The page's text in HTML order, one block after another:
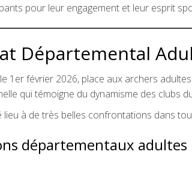
pour leur engagement et leur esprit
Départemental
1er février 2026, place aux archers
qui témoigne du dynamisme des clubs
à de très belles confrontations dans
départementaux adultes